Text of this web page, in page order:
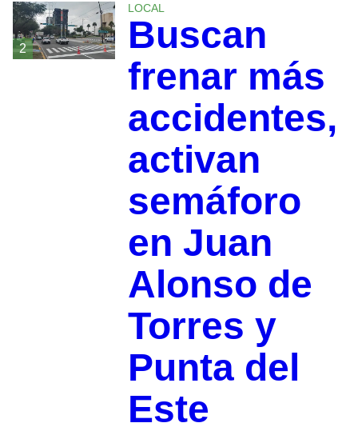
2
LOCAL
Buscan
frenar más
accidentes,
activan
semáforo
en Juan
Alonso de
Torres y
Punta del
Este